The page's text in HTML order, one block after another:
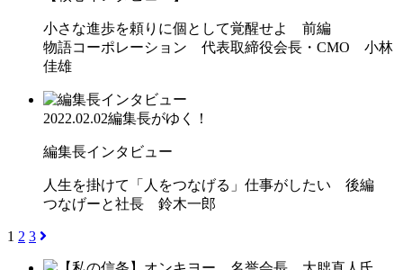
小さな進歩を頼りに個として覚醒せよ 前編
物語コーポレーション 代表取締役会長・CMO 小林
佳雄
2022.02.02編集長がゆく！
編集長インタビュー
人生を掛けて「人をつなげる」仕事がしたい 後編
つなげーと社長 鈴木一郎
1 2 3